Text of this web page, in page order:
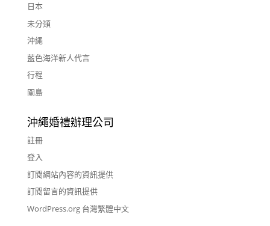
日本
未分類
沖繩
藍色海洋新人代言
行程
關島
沖繩婚禮辦理公司
註冊
登入
訂閱網站內容的資訊提供
訂閱留言的資訊提供
WordPress.org 台灣繁體中文